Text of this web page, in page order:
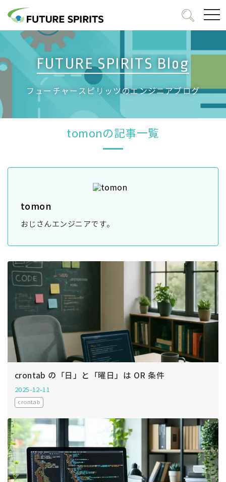
FUTURE SPIRITS Blog
フューチャースピリッツのエンジニアブログ
tomonの記事一覧
tomon
おじさんエンジニアです。
crontab の「日」と「曜日」は OR 条件
2025-12-11
crontab